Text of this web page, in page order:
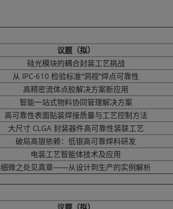
议题（拟）
硅光模块的耦合封装工艺挑战
从 IPC-610 检验标准“洞视”焊点可靠性
高精密流体点胶解决方案新应用
智能一站式物料协同管理解决方案
高可靠性表面贴装焊接质量与工艺控制方法
大尺寸 CLGA 封装器件高可靠性装联工艺
破局高银依赖：低银高可靠焊料研发
电装工艺智能体技术及应用
细微之处见真章——从设计到生产的实例解析
议题（拟）